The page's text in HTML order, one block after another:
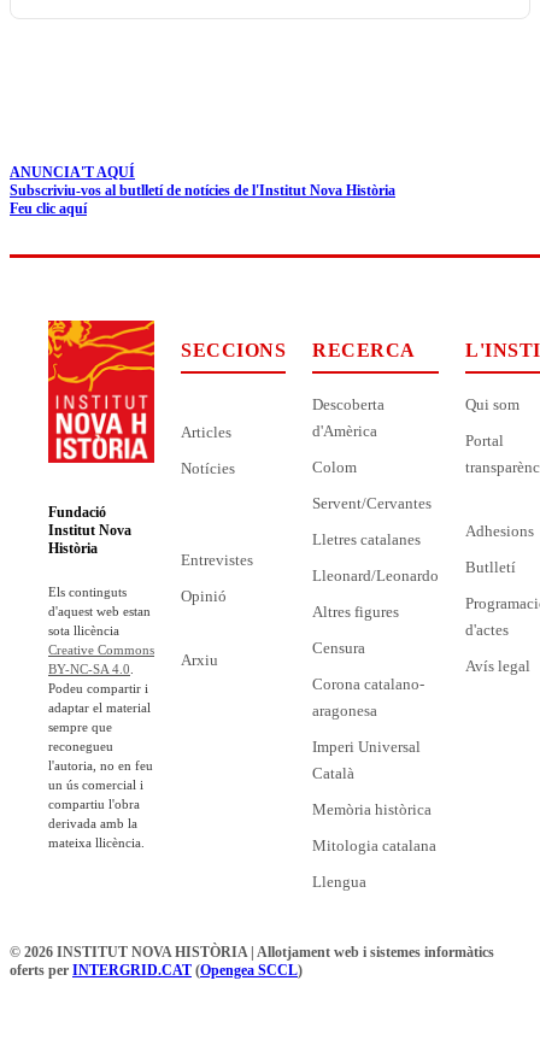
ANUNCIA'T AQUÍ
Subscriviu-vos al butlletí de notícies de l'Institut Nova Història
Feu clic aquí
Fundació
Institut Nova
Història
Els continguts
d'aquest web estan
sota llicència
Creative Commons
BY-NC-SA 4.0
Podeu compartir i
adaptar el material
sempre que
reconegueu
l'autoria, no en feu
un ús comercial i
compartiu l'obra
derivada amb la
mateixa llicència.
SECCIONS
Articles
Notícies
Entrevistes
Opinió
Arxiu
RECERCA
Descoberta
d'Amèrica
Colom
Servent/Cervantes
Lletres catalanes
Lleonard/Leonardo
Altres figures
Censura
Corona catalano-
aragonesa
Imperi Universal
Català
Memòria històrica
Mitologia catalana
Llengua
Qui som
Portal
Adhesions
Butlletí
d'actes
Avís legal
© 2026 INSTITUT NOVA HISTÒRIA | Allotjament web i sistemes informàtics
oferts per INTERGRID.CAT (Opengea SCCL)